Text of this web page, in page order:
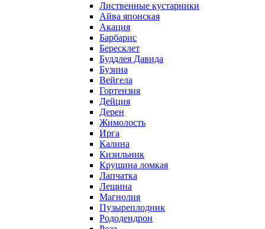
Лиственные кустарники
Айва японская
Акация
Барбарис
Бересклет
Буддлея Давида
Бузина
Вейгела
Гортензия
Дейция
Дерен
Жимолость
Ирга
Калина
Кизильник
Крушина ломкая
Лапчатка
Лещина
Магнолия
Пузыреплодник
Рододендрон